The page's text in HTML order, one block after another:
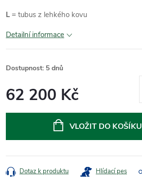
L = tubus z lehkého kovu
Detailní informace
Dostupnost: 5 dnů
62 200 Kč
VLOŽIT DO KOŠÍKU
Dotaz k produktu Hlídací pes